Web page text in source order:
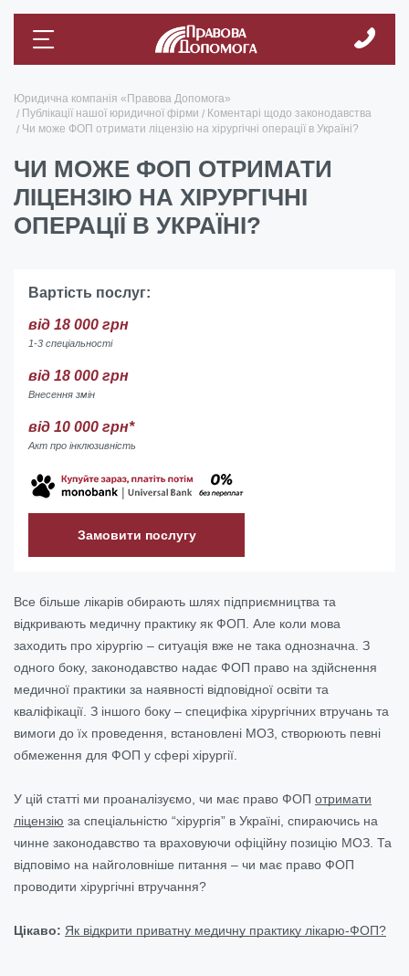
Юридична компанія «Правова Допомога»
Публікації нашої юридичної фірми
Коментарі щодо законодавства
Чи може ФОП отримати ліцензію на хірургічні операції в Україні?
ЧИ МОЖЕ ФОП ОТРИМАТИ
ЛІЦЕНЗІЮ НА ХІРУРГІЧНІ
ОПЕРАЦІЇ В УКРАЇНІ?
Вартість послуг:
від 18 000 грн
1-3 спеціальності
від 18 000 грн
Внесення змін
від 10 000 грн*
Акт про інклюзивність
Замовити послугу
Все більше лікарів обирають шлях підприємництва та
відкривають медичну практику як ФОП. Але коли мова
заходить про хірургію – ситуація вже не така однозначна. З
одного боку, законодавство надає ФОП право на здійснення
медичної практики за наявності відповідної освіти та
кваліфікації. З іншого боку – специфіка хірургічних втручань та
вимоги до їх проведення, встановлені МОЗ, створюють певні
обмеження для ФОП у сфері хірургії.
У цій статті ми проаналізуємо, чи має право ФОП отримати
ліцензію за спеціальністю “хірургія” в Україні, спираючись на
чинне законодавство та враховуючи офіційну позицію МОЗ. Та
відповімо на найголовніше питання – чи має право ФОП
проводити хірургічні втручання?
Цікаво: Як відкрити приватну медичну практику лікарю-ФОП?